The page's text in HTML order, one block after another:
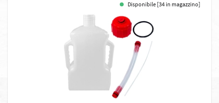
Disponibile [34 in magazzino]